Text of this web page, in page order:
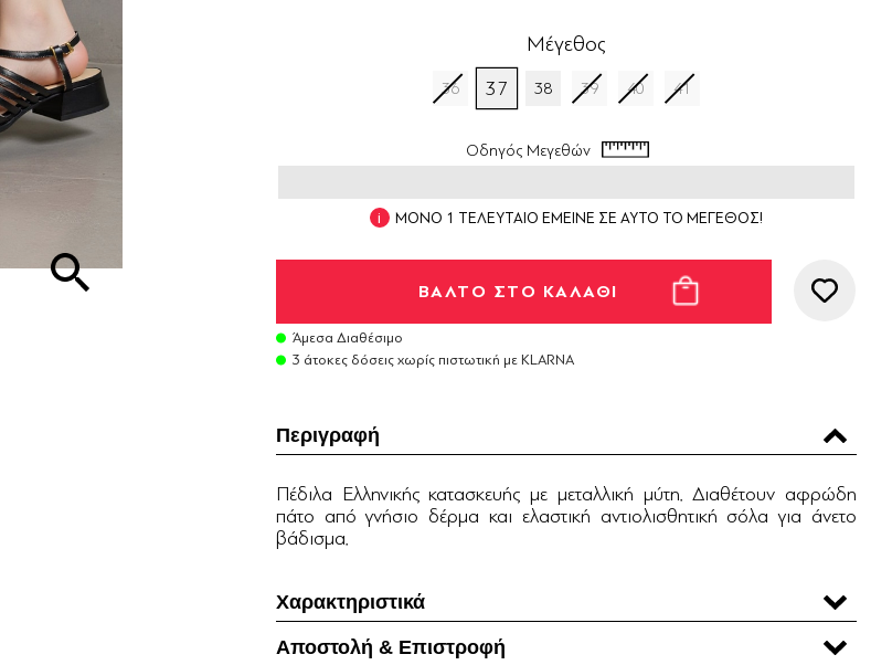
Μέγεθος
36 37 38 39 40 41
Οδηγός Μεγεθών
ΜΟΝΟ 1 ΤΕΛΕΥΤΑΙΟ ΕΜΕΙΝΕ ΣΕ ΑΥΤΟ ΤΟ ΜΕΓΕΘΟΣ!
Άμεσα Διαθέσιμο
3 άτοκες δόσεις χωρίς πιστωτική με KLARNA
Περιγραφή
Πέδιλα Ελληνικής κατασκευής με μεταλλική μύτη. Διαθέτουν αφρώδη
πάτο από γνήσιο δέρμα και ελαστική αντιολισθητική σόλα για άνετο
βάδισμα.
Χαρακτηριστικά
Αποστολή & Επιστροφή